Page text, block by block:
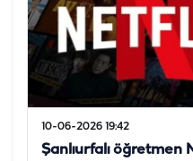
10-06-2026 19:42
Şanlıurfalı öğretmen